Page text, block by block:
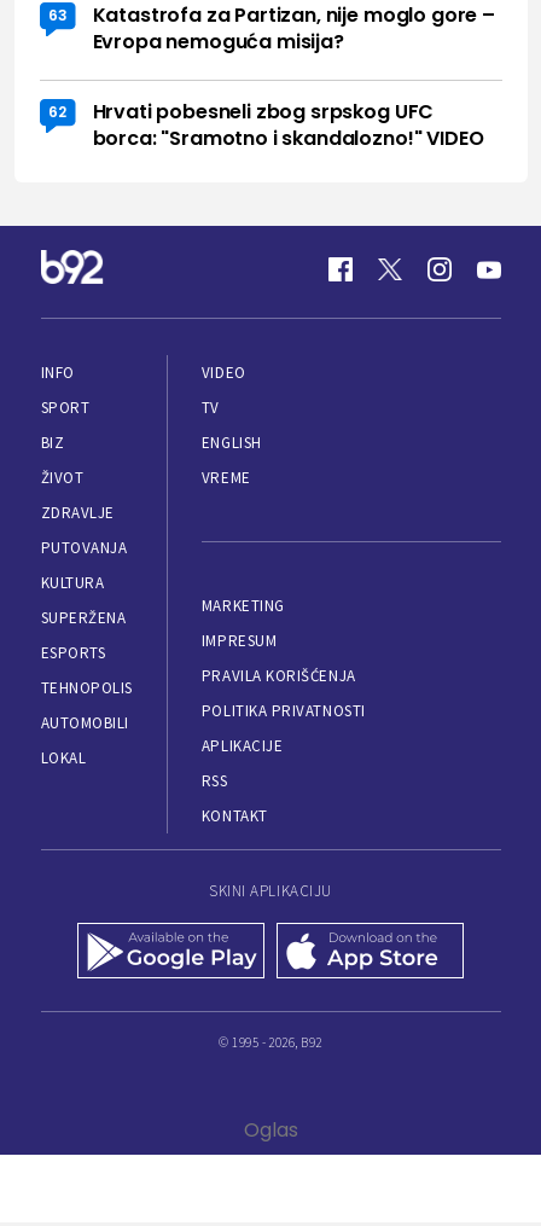
63
Katastrofa za Partizan, nije moglo gore –
Evropa nemoguća misija?
62
Hrvati pobesneli zbog srpskog UFC
borca: "Sramotno i skandalozno!" VIDEO
INFO
SPORT
BIZ
ŽIVOT
ZDRAVLJE
PUTOVANJA
KULTURA
SUPERŽENA
ESPORTS
TEHNOPOLIS
AUTOMOBILI
LOKAL
VIDEO
TV
ENGLISH
VREME
MARKETING
IMPRESUM
PRAVILA KORIŠĆENJA
POLITIKA PRIVATNOSTI
APLIKACIJE
RSS
KONTAKT
SKINI APLIKACIJU
© 1995 - 2026, B92